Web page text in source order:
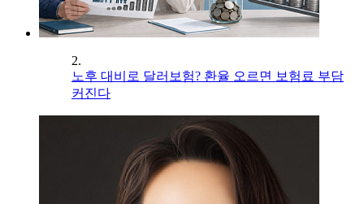
2.
노후 대비로 달러보험? 환율 오르면 보험료 부담
커진다